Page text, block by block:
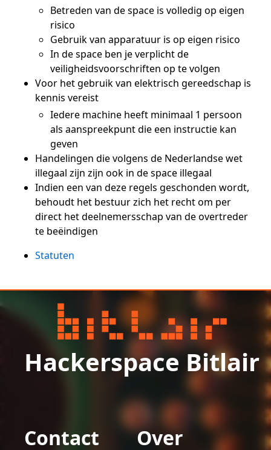
Betreden van de space is volledig op eigen
risico
Gebruik van apparatuur is op eigen risico
In de space ben je verplicht de
veiligheidsvoorschriften op te volgen
Voor het gebruik van elektrisch gereedschap is
kennis vereist
Iedere machine heeft minimaal 1 persoon
als aanspreekpunt die een instructie kan
geven
Handelingen die volgens de Nederlandse wet
illegaal zijn zijn ook in de space illegaal
Indien een van deze regels geschonden wordt,
behoudt het bestuur zich het recht om per
direct het deelnemersschap van de overtreder
te beëindigen
Statuten
Hackerspace Bitlair
Contact Over